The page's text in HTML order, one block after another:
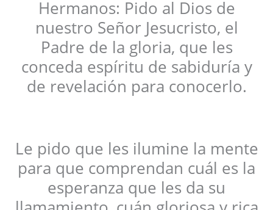
Hermanos: Pido al Dios de
nuestro Señor Jesucristo, el
Padre de la gloria, que les
conceda espíritu de sabiduría y
de revelación para conocerlo.
Le pido que les ilumine la mente
para que comprendan cuál es la
esperanza que les da su